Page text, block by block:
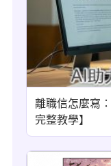
離職信怎麼寫
完整教學】